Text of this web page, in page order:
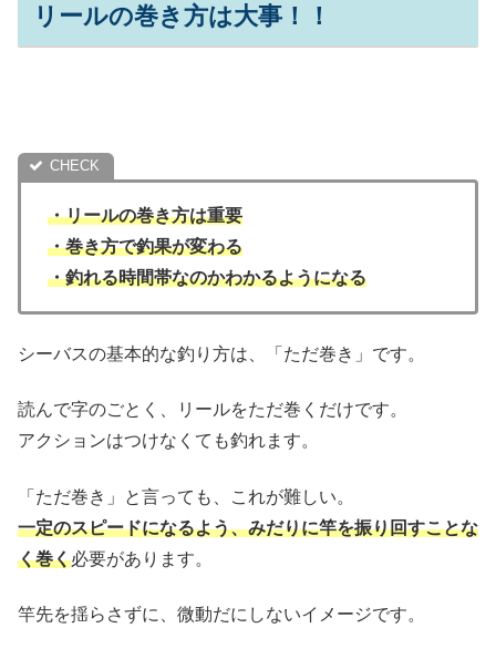
リールの巻き方は大事！！
・リールの巻き方は重要
・巻き方で釣果が変わる
・釣れる時間帯なのかわかるようになる
シーバスの基本的な釣り方は、「ただ巻き」です。
読んで字のごとく、リールをただ巻くだけです。
アクションはつけなくても釣れます。
「ただ巻き」と言っても、これが難しい。
一定のスピードになるよう、みだりに竿を振り回すことな
く巻く必要があります。
竿先を揺らさずに、微動だにしないイメージです。